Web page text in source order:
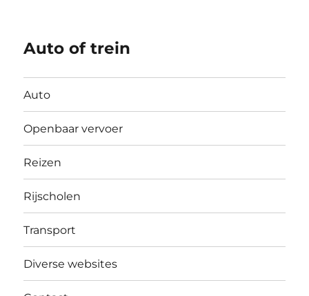
Auto of trein
Auto
Openbaar vervoer
Reizen
Rijscholen
Transport
Diverse websites